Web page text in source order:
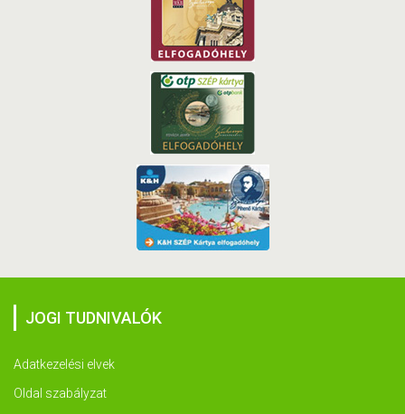
JOGI TUDNIVALÓK
Adatkezelési elvek
Oldal szabályzat